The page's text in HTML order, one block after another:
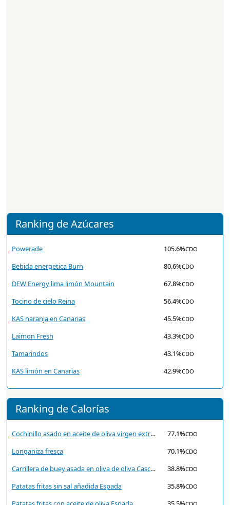
Ranking de Azúcares
Powerade 105.6%CDO
Bebida energetica Burn 80.6%CDO
DEW Energy lima limón Mountain 67.8%CDO
Tocino de cielo Reina 56.4%CDO
KAS naranja en Canarias 45.5%CDO
Laimon Fresh 43.3%CDO
Tamarindos 43.1%CDO
KAS limón en Canarias 42.9%CDO
Ranking de Calorías
Cochinillo asado en aceite de oliva virgen extra Cascajares 77.1%CDO
Longaniza fresca 70.1%CDO
Carrillera de buey asada en oliva de oliva Cascajares 38.8%CDO
Patatas fritas sin sal añadida Espada 35.8%CDO